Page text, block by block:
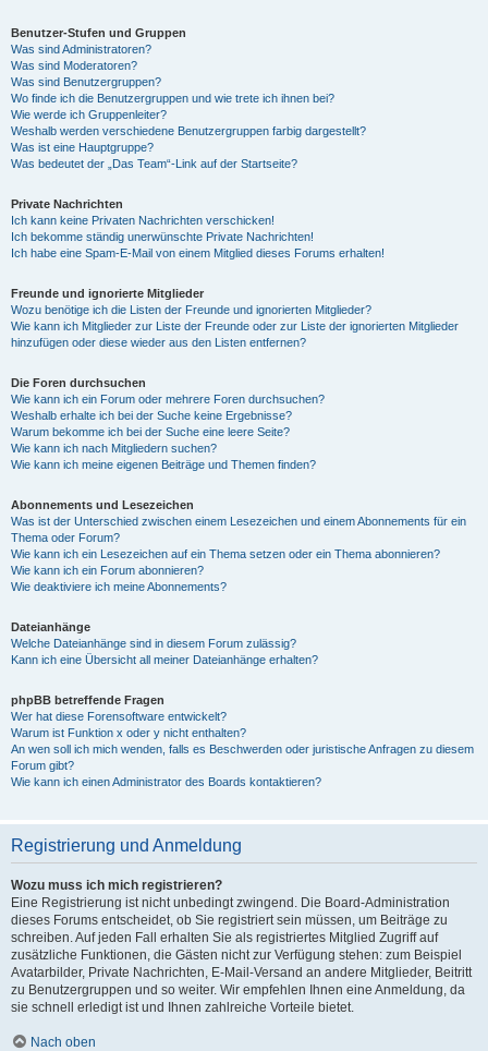
Benutzer-Stufen und Gruppen
Was sind Administratoren?
Was sind Moderatoren?
Was sind Benutzergruppen?
Wo finde ich die Benutzergruppen und wie trete ich ihnen bei?
Wie werde ich Gruppenleiter?
Weshalb werden verschiedene Benutzergruppen farbig dargestellt?
Was ist eine Hauptgruppe?
Was bedeutet der „Das Team“-Link auf der Startseite?
Private Nachrichten
Ich kann keine Privaten Nachrichten verschicken!
Ich bekomme ständig unerwünschte Private Nachrichten!
Ich habe eine Spam-E-Mail von einem Mitglied dieses Forums erhalten!
Freunde und ignorierte Mitglieder
Wozu benötige ich die Listen der Freunde und ignorierten Mitglieder?
Wie kann ich Mitglieder zur Liste der Freunde oder zur Liste der ignorierten Mitglieder
hinzufügen oder diese wieder aus den Listen entfernen?
Die Foren durchsuchen
Wie kann ich ein Forum oder mehrere Foren durchsuchen?
Weshalb erhalte ich bei der Suche keine Ergebnisse?
Warum bekomme ich bei der Suche eine leere Seite?
Wie kann ich nach Mitgliedern suchen?
Wie kann ich meine eigenen Beiträge und Themen finden?
Abonnements und Lesezeichen
Was ist der Unterschied zwischen einem Lesezeichen und einem Abonnements für ein
Thema oder Forum?
Wie kann ich ein Lesezeichen auf ein Thema setzen oder ein Thema abonnieren?
Wie kann ich ein Forum abonnieren?
Wie deaktiviere ich meine Abonnements?
Dateianhänge
Welche Dateianhänge sind in diesem Forum zulässig?
Kann ich eine Übersicht all meiner Dateianhänge erhalten?
phpBB betreffende Fragen
Wer hat diese Forensoftware entwickelt?
Warum ist Funktion x oder y nicht enthalten?
An wen soll ich mich wenden, falls es Beschwerden oder juristische Anfragen zu diesem
Forum gibt?
Wie kann ich einen Administrator des Boards kontaktieren?
Registrierung und Anmeldung
Wozu muss ich mich registrieren?
Eine Registrierung ist nicht unbedingt zwingend. Die Board-Administration
dieses Forums entscheidet, ob Sie registriert sein müssen, um Beiträge zu
schreiben. Auf jeden Fall erhalten Sie als registriertes Mitglied Zugriff auf
zusätzliche Funktionen, die Gästen nicht zur Verfügung stehen: zum Beispiel
Avatarbilder, Private Nachrichten, E-Mail-Versand an andere Mitglieder, Beitritt
zu Benutzergruppen und so weiter. Wir empfehlen Ihnen eine Anmeldung, da
sie schnell erledigt ist und Ihnen zahlreiche Vorteile bietet.
Nach oben